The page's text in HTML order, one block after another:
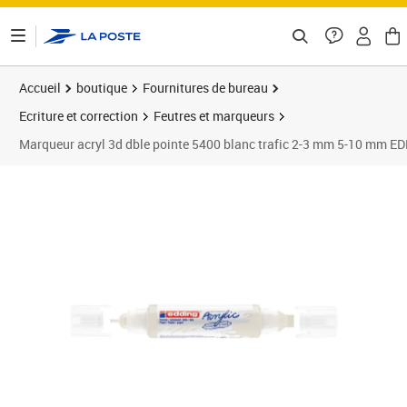
Accueil boutique
Fournitures de bureau
Ecriture et correction
Feutres et marqueurs
Marqueur acryl 3d dble pointe 5400 blanc trafic 2-3 mm 5-10 mm